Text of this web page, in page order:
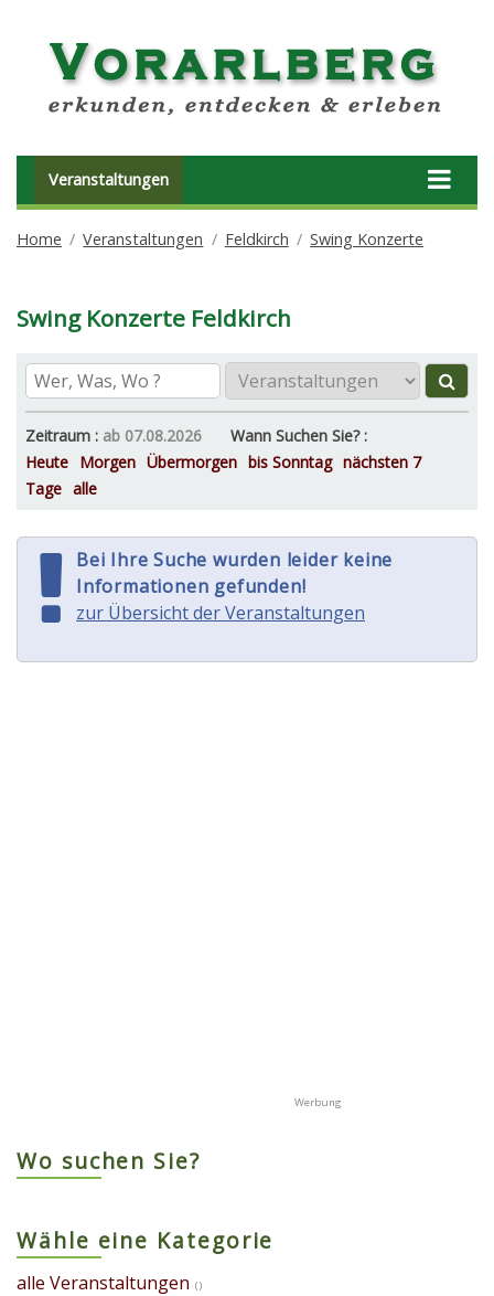
Veranstaltungen
Home Veranstaltungen Feldkirch Swing Konzerte
Swing Konzerte Feldkirch
Zeitraum : ab 07.08.2026
Wann Suchen Sie? :
Heute Morgen Übermorgen bis Sonntag nächsten 7
Tage alle
Bei Ihre Suche wurden leider keine
Informationen gefunden!
zur Übersicht der Veranstaltungen
Wo suchen Sie?
Wähle eine Kategorie
alle Veranstaltungen ()